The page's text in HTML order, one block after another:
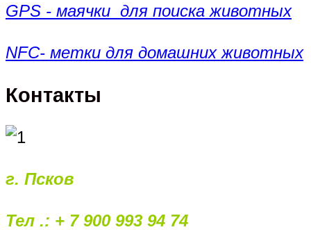
GPS - маячки для поиска животных
NFC- метки для домашних животных
Контакты
г. Псков
Тел .: + 7 900 993 94 74